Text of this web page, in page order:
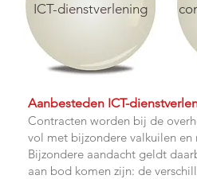
​Aanbesteden ICT-
Contracten worden bij de
vol met bijzondere valkuilen
Bijzondere aandacht geldt
aan bod komen zijn: de
ICT-dienstverlening